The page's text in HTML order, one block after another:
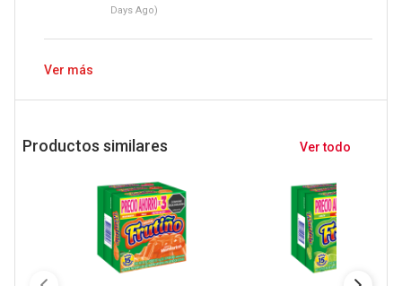
Days Ago)
Ver más
Productos similares Ver todo